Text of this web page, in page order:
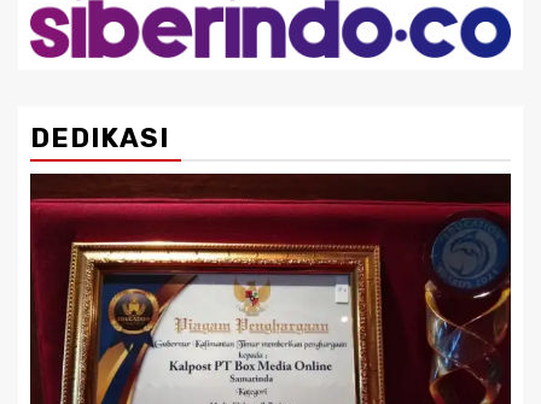
DEDIKASI